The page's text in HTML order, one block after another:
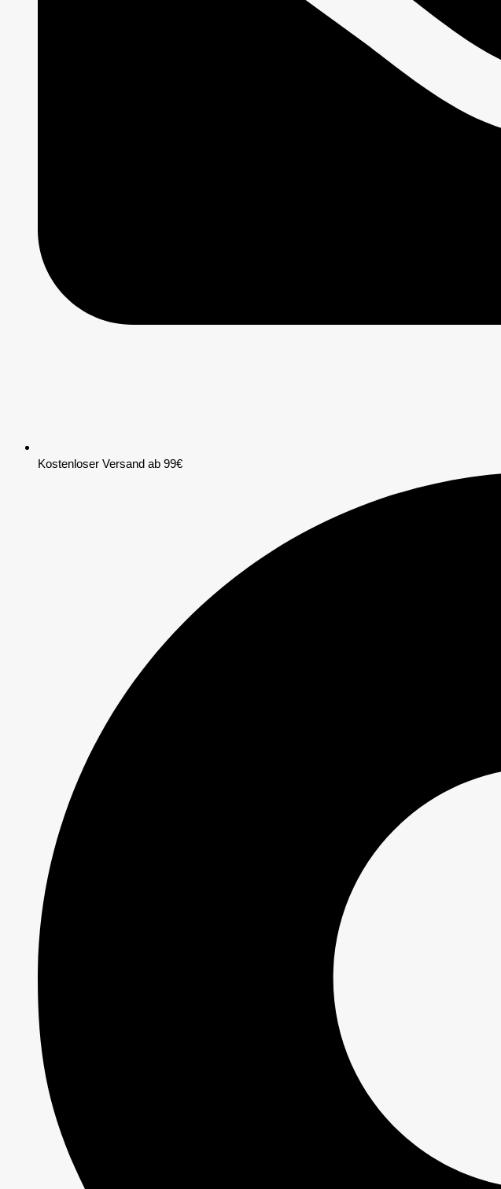
Kostenloser Versand ab 99€